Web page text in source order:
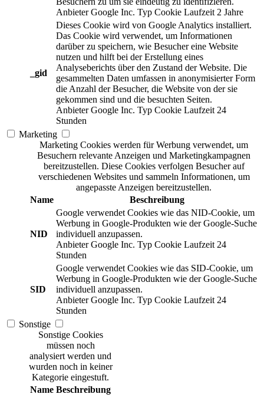
Anbieter Google Inc. Typ Cookie Laufzeit 2 Jahre
_gid
Dieses Cookie wird von Google Analytics installiert.
Das Cookie wird verwendet, um Informationen
darüber zu speichern, wie Besucher eine Website
nutzen und hilft bei der Erstellung eines
Analyseberichts über den Zustand der Website. Die
gesammelten Daten umfassen in anonymisierter Form
die Anzahl der Besucher, die Website von der sie
gekommen sind und die besuchten Seiten.
Anbieter Google Inc. Typ Cookie Laufzeit 24
Stunden
Marketing
Marketing Cookies werden für Werbung verwendet, um
Besuchern relevante Anzeigen und Marketingkampagnen
bereitzustellen. Diese Cookies verfolgen Besucher auf
verschiedenen Websites und sammeln Informationen, um
angepasste Anzeigen bereitzustellen.
Name
Beschreibung
NID
Google verwendet Cookies wie das NID-Cookie, um
Werbung in Google-Produkten wie der Google-Suche
individuell anzupassen.
Anbieter Google Inc. Typ Cookie Laufzeit 24
Stunden
SID
Google verwendet Cookies wie das SID-Cookie, um
Werbung in Google-Produkten wie der Google-Suche
individuell anzupassen.
Anbieter Google Inc. Typ Cookie Laufzeit 24
Stunden
Sonstige
Sonstige Cookies
müssen noch
analysiert werden und
wurden noch in keiner
Kategorie eingestuft.
Name Beschreibung